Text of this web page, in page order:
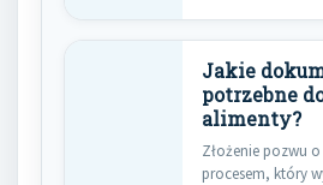
Jakie
potrzebne
alimenty?
Złożenie pozwu
procesem, który